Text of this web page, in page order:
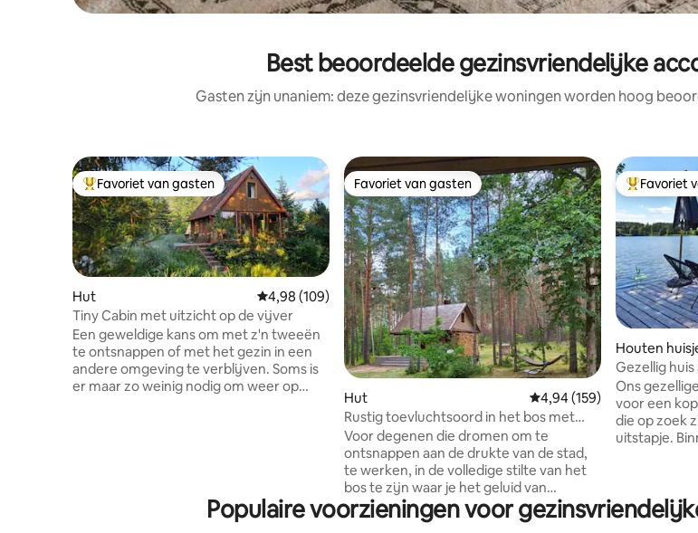
Best beoordeelde gezinsvriendelijke
Gasten zijn unaniem: deze gezinsvriendelijke woningen worden hoog
Topfavoriet van gasten
Favoriet van gasten
Hut Gemiddelde beoordeling van 4,98 op 5, 109 recensies
4,98 (109)
Tiny Cabin met uitzicht op de vijver
Een geweldige kans om met z'n tweeën
te ontsnappen of met het gezin in een
andere omgeving te verblijven. Soms is
er maar zo weinig nodig om weer op
hele omgeving zit vol leven. Hier zijn
frequente gasten kraanvogels,
Favoriet van gasten
Favoriet van gasten
Hut Gemiddelde beoordeling
4,94 (159)
Rustig toevluchtsoord in het bos met
cederhouten sauna en bad
Voor degenen die dromen om te
ontsnappen aan de drukte van de stad,
te werken, in de volledige stilte van het
bos te zijn waar je het geluid van
dennen, vogelgezang en kalm gezang
hoort. We raden je aan om in een huisje
Favoriet
Houten
Gezellig
Ons
voor een
die op zoek
uitstapje.
voor
en het
Populaire voorzieningen voor